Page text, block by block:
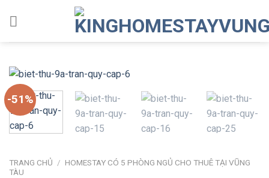
-51%
TRANG CHỦ / HOMESTAY CÓ 5 PHÒNG NGỦ CHO THUÊ TẠI VŨNG
TÀU